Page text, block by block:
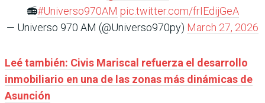
📻#Universo970AM pic.twitter.com/frIEdijGeA
— Universo 970 AM (@Universo970py) March 27, 2026
Leé también: Civis Mariscal refuerza el desarrollo
inmobiliario en una de las zonas más dinámicas de
Asunción